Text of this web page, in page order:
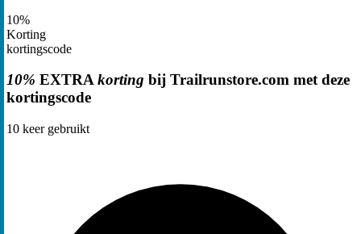
10%
Korting
kortingscode
10% EXTRAkorting bij Trailrunstore.com met deze
kortingscode
10 keer gebruikt